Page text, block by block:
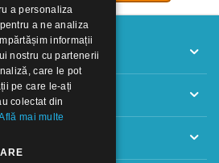
a personaliza
a ne analiza
informații
nostru cu partenerii
care le pot
pe care le-ați
colectat din
mai multe